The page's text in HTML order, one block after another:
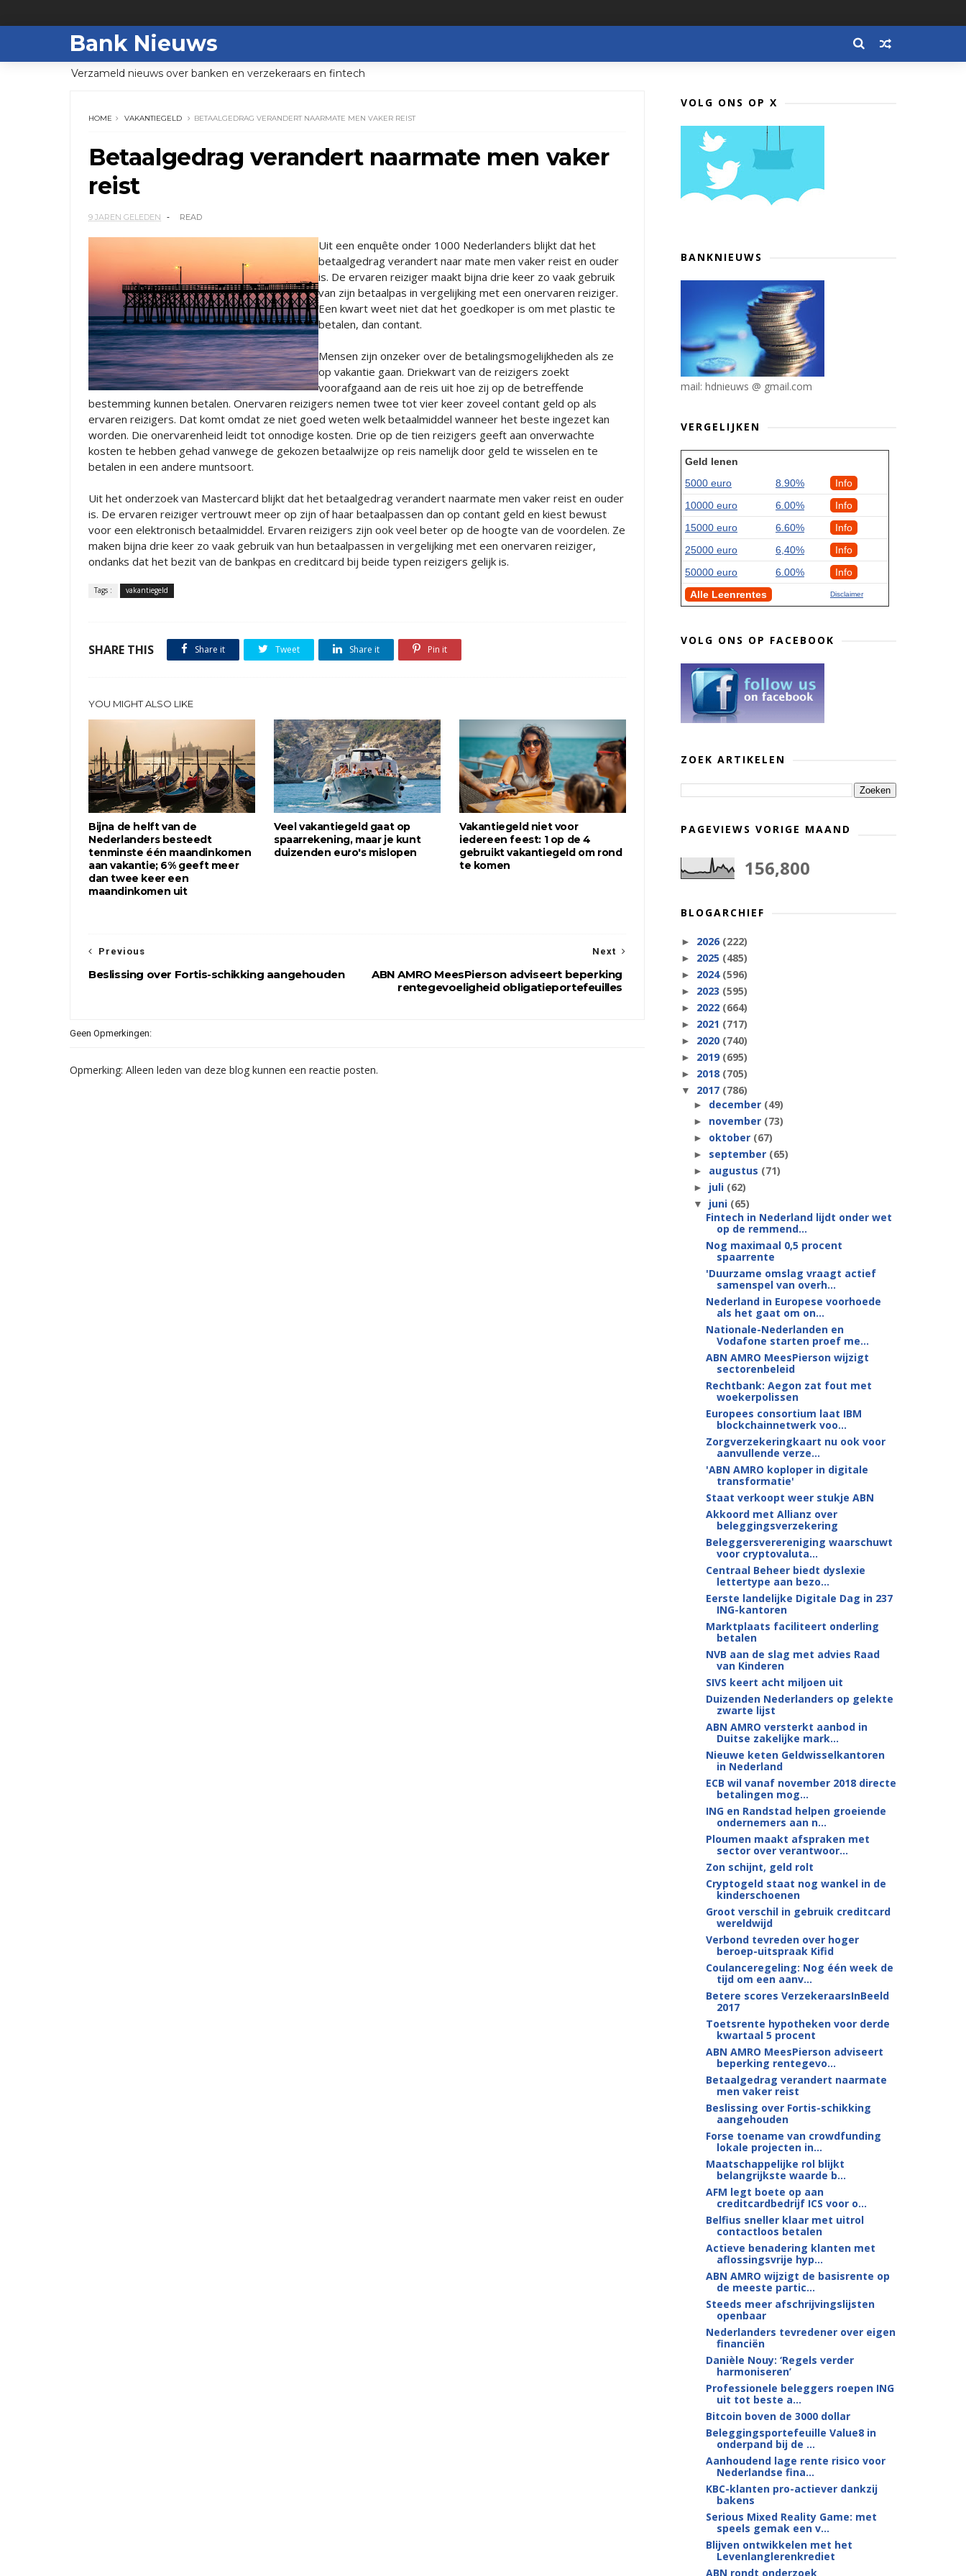
Bank Nieuws
Verzameld nieuws over banken en verzekeraars en fintech
HOME VAKANTIEGELD BETAALGEDRAG VERANDERT NAARMATE MEN VAKER REIST
Betaalgedrag verandert naarmate men vaker
reist
9 JAREN GELEDEN READ
Uit een enquête onder 1000 Nederlanders blijkt dat het
betaalgedrag verandert naar mate men vaker reist en ouder
is. De ervaren reiziger maakt bijna drie keer zo vaak gebruik
van zijn betaalpas in vergelijking met een onervaren reiziger.
Een kwart weet niet dat het goedkoper is om met plastic te
betalen, dan contant.
Mensen zijn onzeker over de betalingsmogelijkheden als ze
op vakantie gaan. Driekwart van de reizigers zoekt
voorafgaand aan de reis uit hoe zij op de betreffende
bestemming kunnen betalen. Onervaren reizigers nemen twee tot vier keer zoveel contant geld op als
ervaren reizigers. Dat komt omdat ze niet goed weten welk betaalmiddel wanneer het beste ingezet kan
worden. Die onervarenheid leidt tot onnodige kosten. Drie op de tien reizigers geeft aan onverwachte
kosten te hebben gehad vanwege de gekozen betaalwijze op reis namelijk door geld te wisselen en te
betalen in een andere muntsoort.
Uit het onderzoek van Mastercard blijkt dat het betaalgedrag verandert naarmate men vaker reist en ouder
is. De ervaren reiziger vertrouwt meer op zijn of haar betaalpassen dan op contant geld en kiest bewust
voor een elektronisch betaalmiddel. Ervaren reizigers zijn ook veel beter op de hoogte van de voordelen. Ze
maken bijna drie keer zo vaak gebruik van hun betaalpassen in vergelijking met een onervaren reiziger,
ondanks dat het bezit van de bankpas en creditcard bij beide typen reizigers gelijk is.
Tags : vakantiegeld
SHARE THIS Share it Tweet Share it Pin it
YOU MIGHT ALSO LIKE
Bijna de helft van de
Nederlanders besteedt
tenminste één maandinkomen
aan vakantie; 6% geeft meer
dan twee keer een
maandinkomen uit
Veel vakantiegeld gaat op
spaarrekening, maar je kunt
duizenden euro's mislopen
Vakantiegeld niet voor
iedereen feest: 1 op de 4
gebruikt vakantiegeld om rond
te komen
Next
ABN AMRO MeesPierson adviseert beperking
rentegevoeligheid obligatieportefeuilles
Previous
Beslissing over Fortis-schikking aangehouden
Geen Opmerkingen:
Opmerking: Alleen leden van deze blog kunnen een reactie posten.
VOLG ONS OP X
BANKNIEUWS
mail: hdnieuws @ gmail.com
VERGELIJKEN
Geld lenen
5000 euro
8.90%
Info
10000 euro
6.00%
Info
15000 euro
6.60%
Info
25000 euro
6,40%
Info
50000 euro
6.00%
Info
Alle Leenrentes
Disclaimer
VOLG ONS OP FACEBOOK
ZOEK ARTIKELEN
PAGEVIEWS VORIGE MAAND
156,800
BLOGARCHIEF
► 2026 (222)
► 2025 (485)
► 2024 (596)
► 2023 (595)
► 2022 (664)
► 2021 (717)
► 2020 (740)
► 2019 (695)
► 2018 (705)
▼ 2017 (786)
► december (49)
► november (73)
► oktober (67)
► september (65)
► augustus (71)
► juli (62)
▼ juni (65)
Fintech in Nederland lijdt onder wet
op de remmend...
Nog maximaal 0,5 procent
spaarrente
'Duurzame omslag vraagt actief
samenspel van overh...
Nederland in Europese voorhoede
als het gaat om on...
Nationale-Nederlanden en
Vodafone starten proef me...
ABN AMRO MeesPierson wijzigt
sectorenbeleid
Rechtbank: Aegon zat fout met
woekerpolissen
Europees consortium laat IBM
blockchainnetwerk voo...
Zorgverzekeringkaart nu ook voor
aanvullende verze...
'ABN AMRO koploper in digitale
transformatie'
Staat verkoopt weer stukje ABN
Akkoord met Allianz over
beleggingsverzekering
Beleggersverereniging waarschuwt
voor cryptovaluta...
Centraal Beheer biedt dyslexie
lettertype aan bezo...
Eerste landelijke Digitale Dag in 237
ING-kantoren
Marktplaats faciliteert onderling
betalen
NVB aan de slag met advies Raad
van Kinderen
SIVS keert acht miljoen uit
Duizenden Nederlanders op gelekte
zwarte lijst
ABN AMRO versterkt aanbod in
Duitse zakelijke mark...
Nieuwe keten Geldwisselkantoren
in Nederland
ECB wil vanaf november 2018 directe
betalingen mog...
ING en Randstad helpen groeiende
ondernemers aan n...
Ploumen maakt afspraken met
sector over verantwoor...
Zon schijnt, geld rolt
Cryptogeld staat nog wankel in de
kinderschoenen
Groot verschil in gebruik creditcard
wereldwijd
Verbond tevreden over hoger
beroep-uitspraak Kifid
Coulanceregeling: Nog één week de
tijd om een aanv...
Betere scores VerzekeraarsInBeeld
2017
Toetsrente hypotheken voor derde
kwartaal 5 procent
ABN AMRO MeesPierson adviseert
beperking rentegevo...
Betaalgedrag verandert naarmate
men vaker reist
Beslissing over Fortis-schikking
aangehouden
Forse toename van crowdfunding
lokale projecten in...
Maatschappelijke rol blijkt
belangrijkste waarde b...
AFM legt boete op aan
creditcardbedrijf ICS voor o...
Belfius sneller klaar met uitrol
contactloos betalen
Actieve benadering klanten met
aflossingsvrije hyp...
ABN AMRO wijzigt de basisrente op
de meeste partic...
Steeds meer afschrijvingslijsten
openbaar
Nederlanders tevredener over eigen
financiën
Danièle Nouy: ‘Regels verder
harmoniseren’
Professionele beleggers roepen ING
uit tot beste a...
Bitcoin boven de 3000 dollar
Beleggingsportefeuille Value8 in
onderpand bij de ...
Aanhoudend lage rente risico voor
Nederlandse fina...
KBC-klanten pro-actiever dankzij
bakens
Serious Mixed Reality Game: met
speels gemak een v...
Blijven ontwikkelen met het
Levenlanglerenkrediet
ABN rondt onderzoek